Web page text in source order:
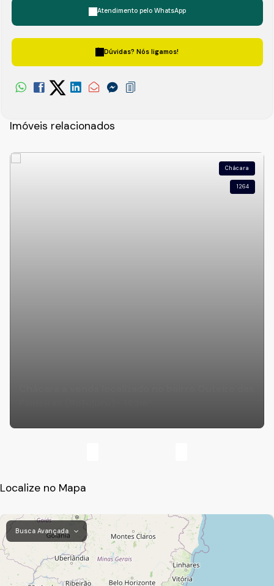
Atendimento pelo WhatsApp
Dúvidas? Nós ligamos!
Imóveis relacionados
Chácara
1264
Localize no Mapa
Busca Avançada